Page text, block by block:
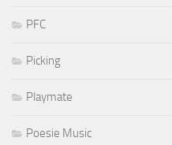
PFC
Picking
Playmate
Poesie Music